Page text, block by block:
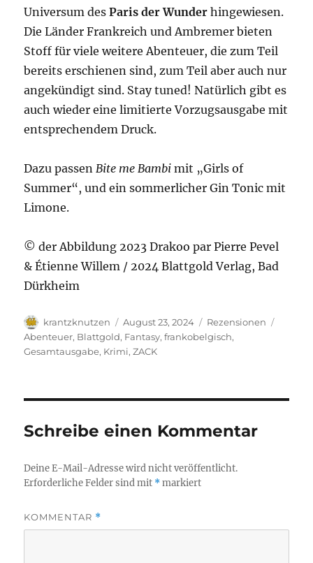
Universum desParis der Wunder hingewiesen.
Die Länder Frankreich und Ambremer bieten
Stoff für viele weitere Abenteuer, die zum Teil
bereits erschienen sind, zum Teil aber auch nur
angekündigt sind. Stay tuned! Natürlich gibt es
auch wieder eine limitierte Vorzugsausgabe mit
entsprechendem Druck.
Dazu passen Bite me Bambimit „Girls of
Summer“, und ein sommerlicher Gin Tonic mit
Limone.
© der Abbildung 2023 Drakoo par Pierre Pevel
& Étienne Willem / 2024 Blattgold Verlag, Bad
Dürkheim
Autor
krantzknutzen
Veröffentlicht
am
August 23, 2024 Kategorien
Rezensionen
Abenteuer, Blattgold, Fantasy,frankobelgisch,
Gesamtausgabe, Krimi,ZACK
Schreibe einen Kommentar
Deine E-Mail-Adresse wird nicht veröffentlicht.
Erforderliche Felder sind mit *markiert
KOMMENTAR *